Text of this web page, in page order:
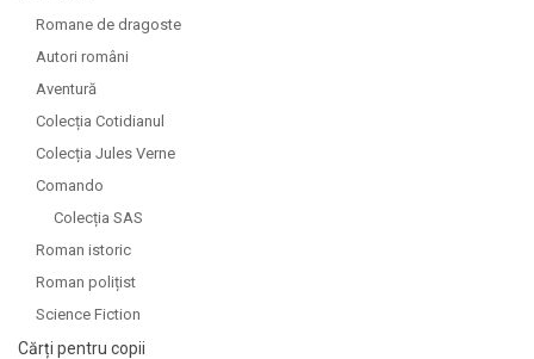
Romane de dragoste
Autori români
Aventură
Colecția Cotidianul
Colecția Jules Verne
Comando
Colecția SAS
Roman istoric
Roman polițist
Science Fiction
Cărți pentru copii